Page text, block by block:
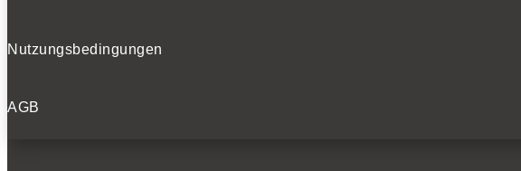
Nutzungsbedingungen
AGB